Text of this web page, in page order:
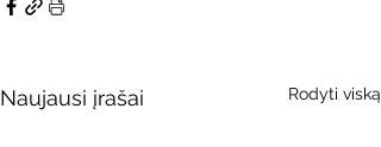
Naujausi įrašai Rodyti viską